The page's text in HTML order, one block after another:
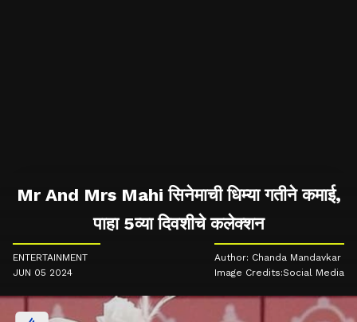
Mr And Mrs Mahi सिनेमाची धिम्या गतीने कमाई,
पाहा 5व्या दिवशीचे कलेक्शन
ENTERTAINMENT
JUN 05 2024
Author: Chanda Mandavkar
Image Credits:Social Media